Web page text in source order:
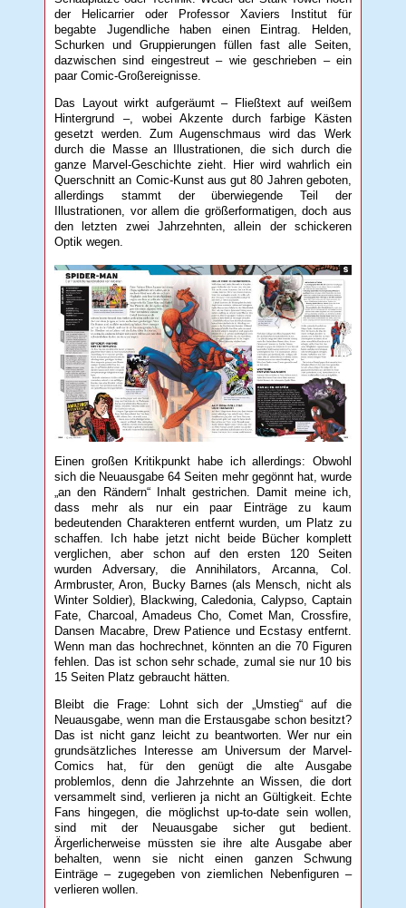
der Helicarrier oder Professor Xaviers Institut für
begabte Jugendliche haben einen Eintrag. Helden,
Schurken und Gruppierungen füllen fast alle Seiten,
dazwischen sind eingestreut – wie geschrieben – ein
paar Comic-Großereignisse.
Das Layout wirkt aufgeräumt – Fließtext auf weißem
Hintergrund –, wobei Akzente durch farbige Kästen
gesetzt werden. Zum Augenschmaus wird das Werk
durch die Masse an Illustrationen, die sich durch die
ganze Marvel-Geschichte zieht. Hier wird wahrlich ein
Querschnitt an Comic-Kunst aus gut 80 Jahren geboten,
allerdings stammt der überwiegende Teil der
Illustrationen, vor allem die größerformatigen, doch aus
den letzten zwei Jahrzehnten, allein der schickeren
Optik wegen.
Einen großen Kritikpunkt habe ich allerdings: Obwohl
sich die Neuausgabe 64 Seiten mehr gegönnt hat, wurde
„an den Rändern“ Inhalt gestrichen. Damit meine ich,
dass mehr als nur ein paar Einträge zu kaum
bedeutenden Charakteren entfernt wurden, um Platz zu
schaffen. Ich habe jetzt nicht beide Bücher komplett
verglichen, aber schon auf den ersten 120 Seiten
wurden Adversary, die Annihilators, Arcanna, Col.
Armbruster, Aron, Bucky Barnes (als Mensch, nicht als
Winter Soldier), Blackwing, Caledonia, Calypso, Captain
Fate, Charcoal, Amadeus Cho, Comet Man, Crossfire,
Dansen Macabre, Drew Patience und Ecstasy entfernt.
Wenn man das hochrechnet, könnten an die 70 Figuren
fehlen. Das ist schon sehr schade, zumal sie nur 10 bis
15 Seiten Platz gebraucht hätten.
Bleibt die Frage: Lohnt sich der „Umstieg“ auf die
Neuausgabe, wenn man die Erstausgabe schon besitzt?
Das ist nicht ganz leicht zu beantworten. Wer nur ein
grundsätzliches Interesse am Universum der Marvel-
Comics hat, für den genügt die alte Ausgabe
problemlos, denn die Jahrzehnte an Wissen, die dort
versammelt sind, verlieren ja nicht an Gültigkeit. Echte
Fans hingegen, die möglichst up-to-date sein wollen,
sind mit der Neuausgabe sicher gut bedient.
Ärgerlicherweise müssten sie ihre alte Ausgabe aber
behalten, wenn sie nicht einen ganzen Schwung
Einträge – zugegeben von ziemlichen Nebenfiguren –
verlieren wollen.